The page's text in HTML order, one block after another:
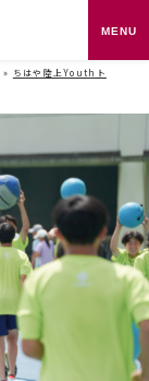
メニ
» ちはや陸上Youthト